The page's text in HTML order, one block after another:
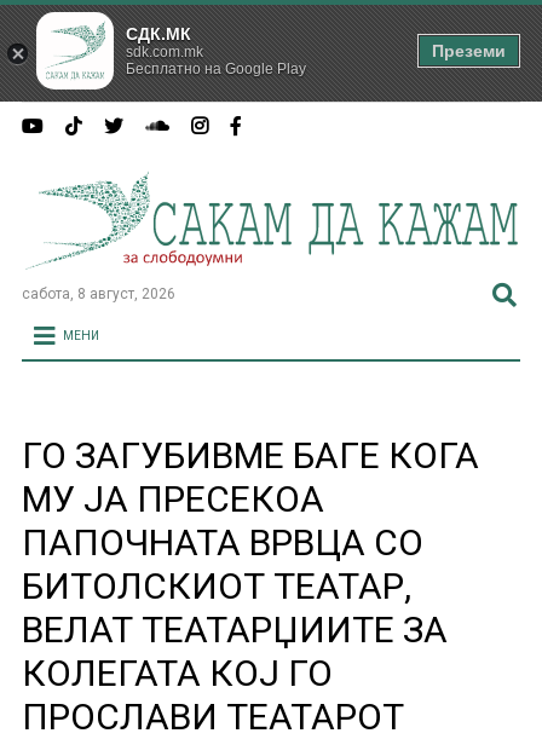
сабота, 8 август, 2026
МЕНИ
ГО ЗАГУБИВМЕ БАГЕ КОГА
МУ ЈА ПРЕСЕКОА
ПАПОЧНАТА ВРВЦА СО
БИТОЛСКИОТ ТЕАТАР,
ВЕЛАТ ТЕАТАРЏИИТЕ ЗА
КОЛЕГАТА КОЈ ГО
ПРОСЛАВИ ТЕАТАРОТ
СДК.МК
sdk.com.mk
Бесплатно на Google Play
Преземи